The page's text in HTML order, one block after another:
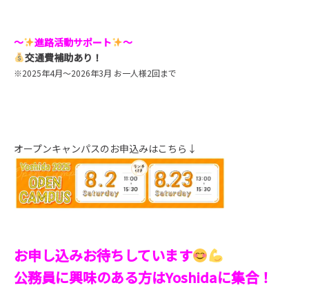
～ 進路活動サポート
～
交通費補助あり！
※2025年4月～2026年3月 お一人様2回まで
オープンキャンパスのお申込みはこちら↓
お申し込みお待ちしています
公務員に興味のある方はYoshidaに集合！